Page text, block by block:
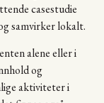
casestudie
samvirker lokalt.
alene eller i
og
aktiviteter i